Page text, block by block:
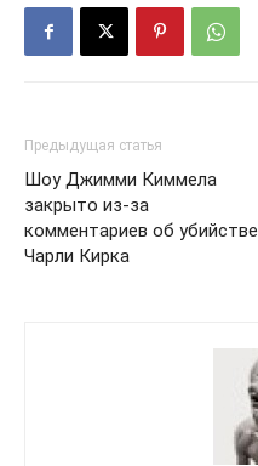
Предыдущая статья
Шоу Джимми Киммела
закрыто из-за
комментариев об убийстве
Чарли Кирка